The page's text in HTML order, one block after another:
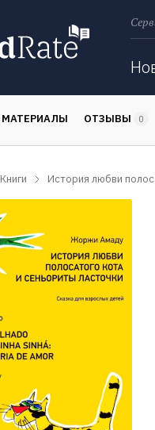
МАТЕРИАЛЫ ОТЗЫВЫ 0
Книги История любви